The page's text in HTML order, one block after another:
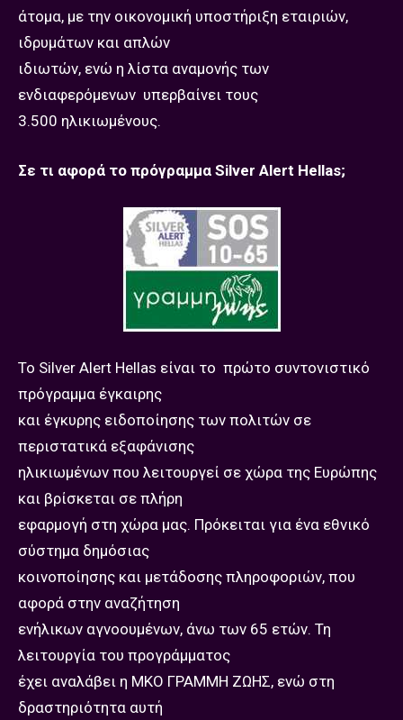
άτομα, με την οικονομική υποστήριξη εταιριών,
ιδρυμάτων και απλών
ιδιωτών, ενώ η λίστα αναμονής των
ενδιαφερόμενων υπερβαίνει τους
3.500 ηλικιωμένους.
Σε τι αφορά το πρόγραμμα Silver Alert Hellas;
Το Silver Alert Hellas είναι το πρώτο συντονιστικό
πρόγραμμα έγκαιρης
και έγκυρης ειδοποίησης των πολιτών σε
περιστατικά εξαφάνισης
ηλικιωμένων που λειτουργεί σε χώρα της Ευρώπης
και βρίσκεται σε πλήρη
εφαρμογή στη χώρα μας. Πρόκειται για ένα εθνικό
σύστημα δημόσιας
κοινοποίησης και μετάδοσης πληροφοριών, που
αφορά στην αναζήτηση
ενήλικων αγνοουμένων, άνω των 65 ετών. Τη
λειτουργία του προγράμματος
έχει αναλάβει η ΜΚΟ ΓΡΑΜΜΗ ΖΩΗΣ, ενώ στη
δραστηριότητα αυτή